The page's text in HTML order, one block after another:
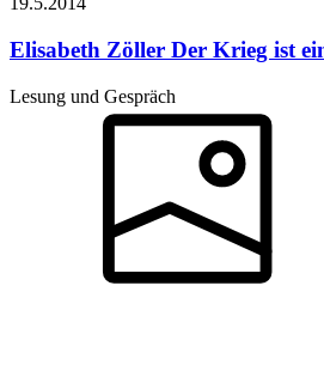
Elisabeth Zöller Der Krieg ist
Lesung und Gespräch